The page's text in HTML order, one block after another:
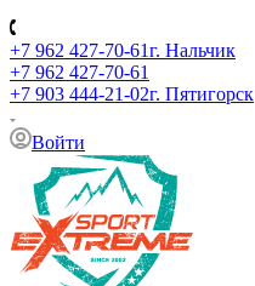
+7 962 427-70-61г. Нальчик
+7 962 427-70-61
+7 903 444-21-02г. Пятигорск
Войти